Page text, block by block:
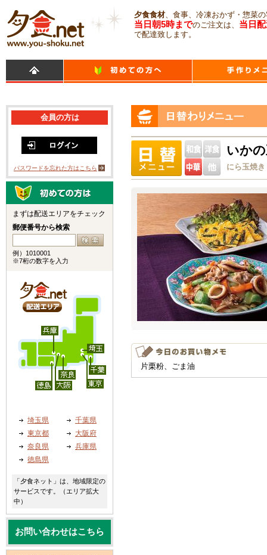
夕食食材、食事、冷凍おかず・惣菜
当日朝5時までのご注文は、 当日
で配達致します。
いか
にら玉焼き
片栗粉、ごま油
会員の方は
パスワードを忘れた方はこちら
まずは配送エリアをチェック
郵便番号から検索
例）1010001
※7桁の数字を入力
埼玉県
千葉県
東京都
大阪府
奈良県
兵庫県
徳島県
「夕食ネット」は、地域限定の
サービスです。（エリア拡大
中）
お問い合わせはこちら